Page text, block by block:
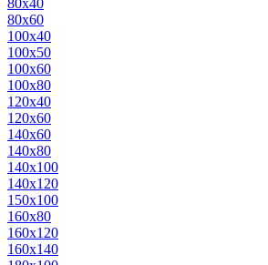
80х40
80х60
100х40
100х50
100х60
100х80
120х40
120х60
140х60
140х80
140х100
140х120
150х100
160х80
160х120
160х140